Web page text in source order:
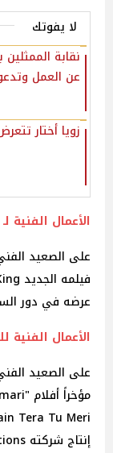
لا يفوتك
نقابة
عن العمل
زويا أختار
الأعمال
على الصعيد
عرضه في دور
الأعمال
على الصعيد
إنتاج شركته Dharma Productions.